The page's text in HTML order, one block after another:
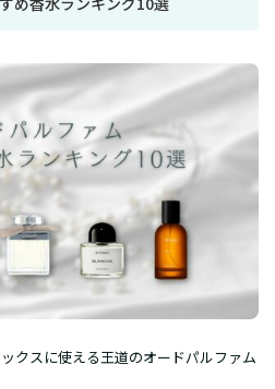
クスに使える王道のオードパルファム